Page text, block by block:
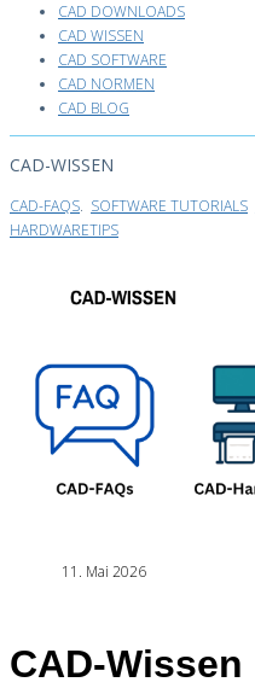
CAD DOWNLOADS
CAD WISSEN
CAD SOFTWARE
CAD NORMEN
CAD BLOG
CAD-WISSEN
CAD-FAQS. SOFTWARE TUTORIALS
HARDWARETIPS
11. Mai 2026
CAD‑Wissen